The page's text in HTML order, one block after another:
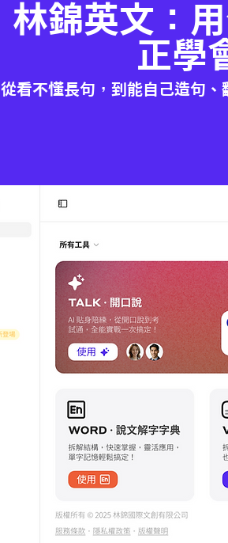
林錦英文：
正學
從看不懂長句，到能自己造句、